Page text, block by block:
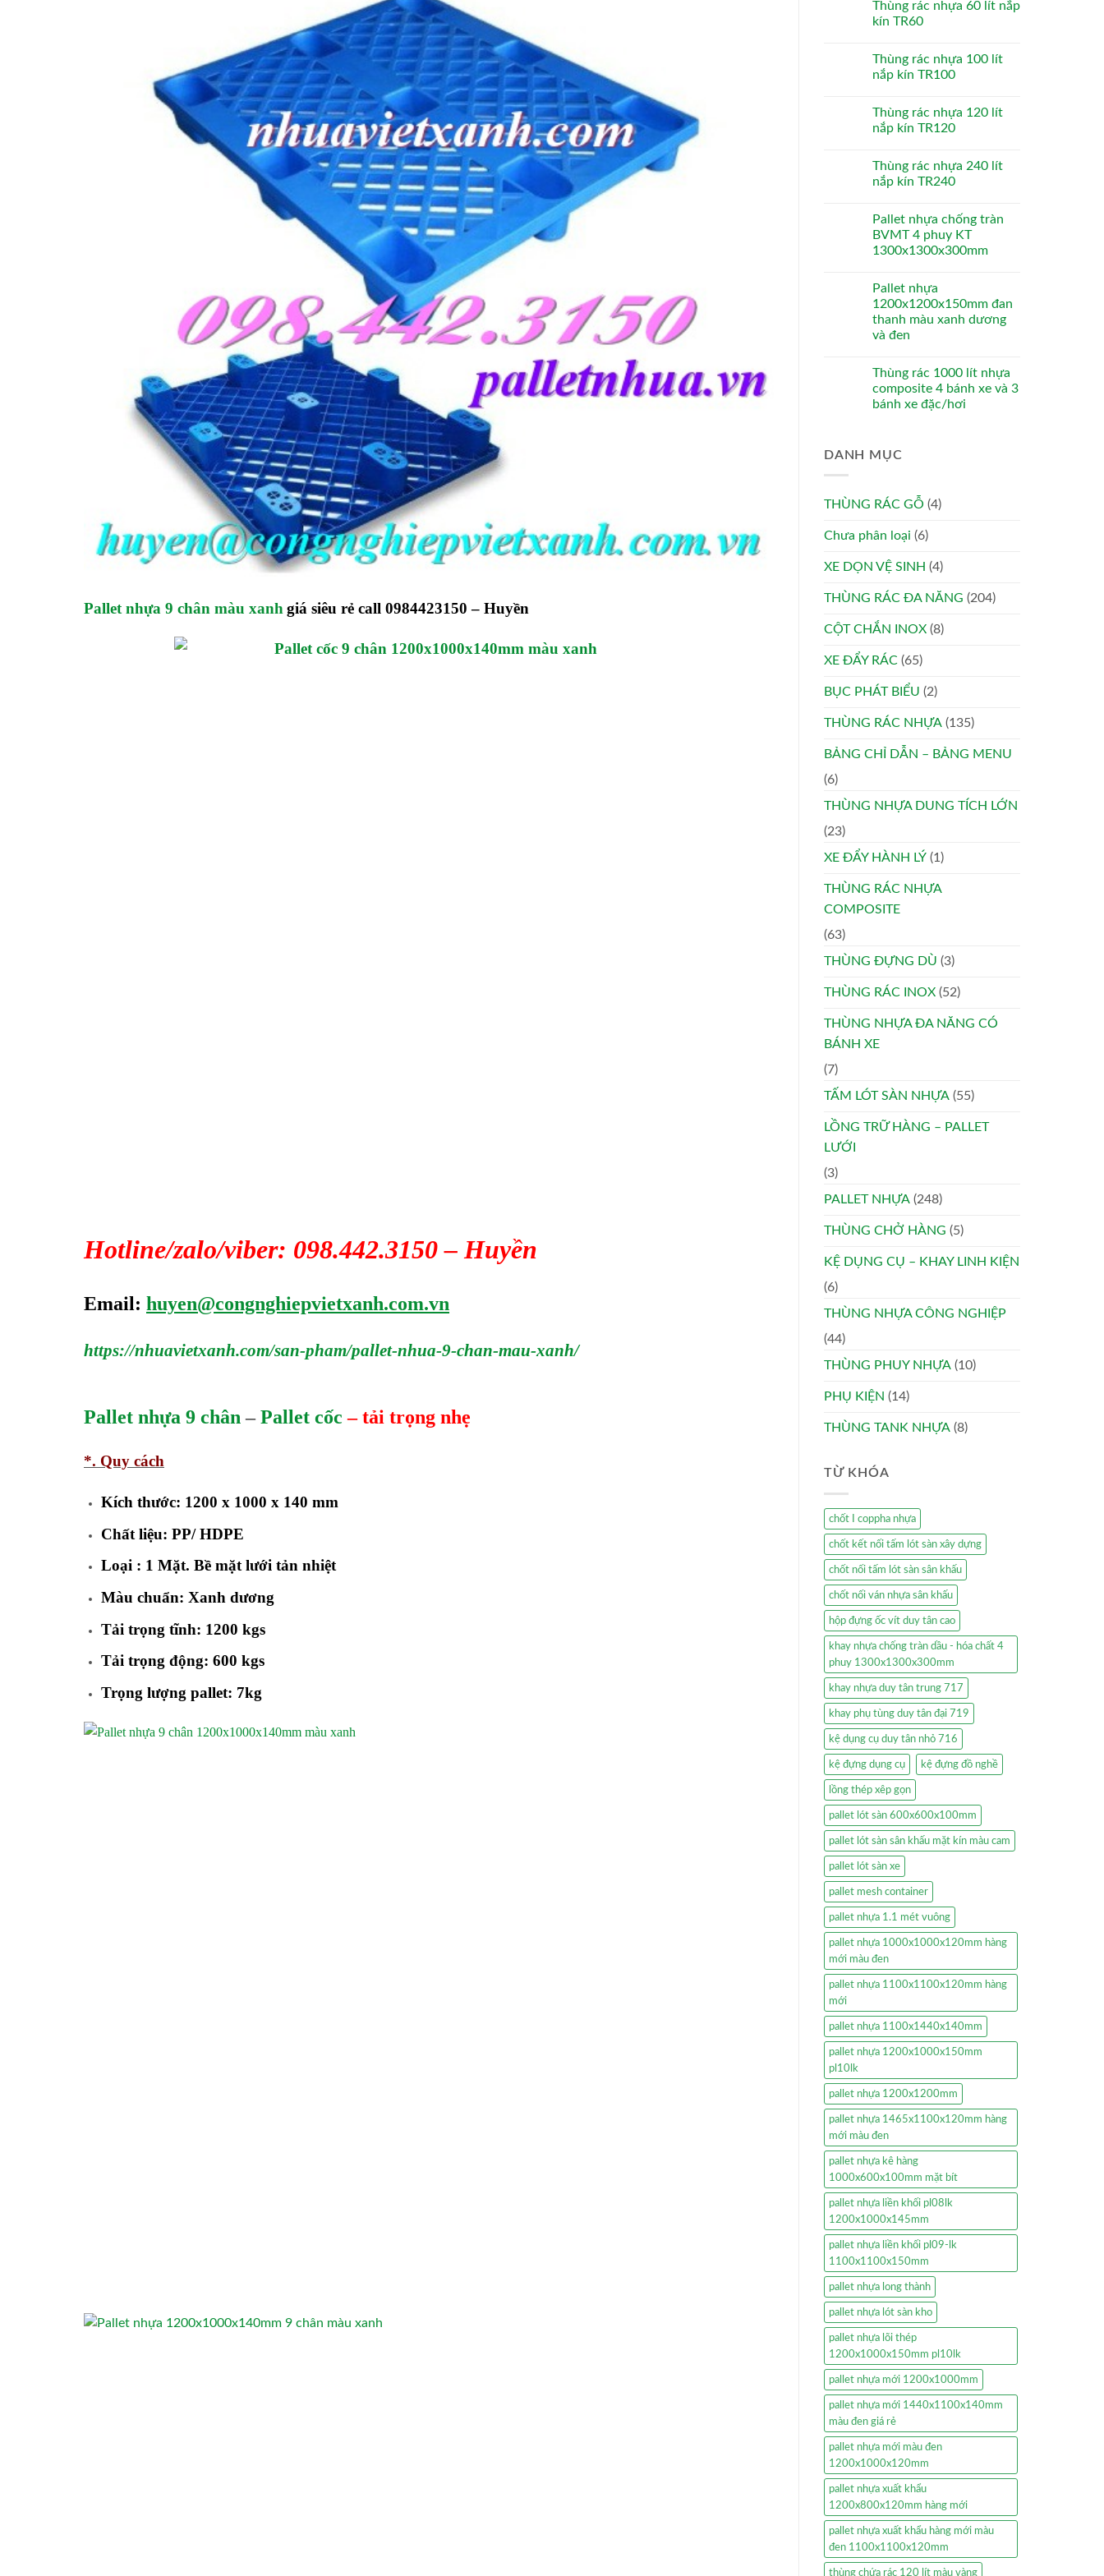
Pallet nhựa 9 chân màu xanh giá siêu rẻ call 0984423150 – Huyền
Hotline/zalo/viber: 098.442.3150 – Huyền
Email: huyen@congnghiepvietxanh.com.vn
https://nhuavietxanh.com/san-pham/pallet-nhua-9-chan-mau-xanh/
Pallet nhựa 9 chân –Pallet cốc – tải trọng nhẹ
*. Quy cách
Kích thước: 1200 x 1000 x 140 mm
Chất liệu: PP/ HDPE
Loại : 1 Mặt. Bề mặt lưới tản nhiệt
Màu chuẩn: Xanh dương
Tải trọng tĩnh: 1200 kgs
Tải trọng động: 600 kgs
Trọng lượng pallet: 7kg
Thùng rác nhựa 60 lít nắp
kín TR60
Thùng rác nhựa 100 lít
nắp kín TR100
Thùng rác nhựa 120 lít
nắp kín TR120
Thùng rác nhựa 240 lít
nắp kín TR240
Pallet nhựa chống tràn
BVMT 4 phuy KT
1300x1300x300mm
Pallet nhựa
1200x1200x150mm đan
thanh màu xanh dương
và đen
Thùng rác 1000 lít nhựa
composite 4 bánh xe và 3
bánh xe đặc/hơi
DANH MỤC
THÙNG RÁC GỖ (4)
Chưa phân loại (6)
XE DỌN VỆ SINH (4)
THÙNG RÁC ĐA NĂNG (204)
CỘT CHẮN INOX (8)
XE ĐẨY RÁC (65)
BỤC PHÁT BIỂU (2)
THÙNG RÁC NHỰA (135)
BẢNG CHỈ DẪN – BẢNG MENU
(6)
THÙNG NHỰA DUNG TÍCH LỚN
(23)
XE ĐẨY HÀNH LÝ (1)
THÙNG RÁC NHỰA
COMPOSITE
(63)
THÙNG ĐỰNG DÙ (3)
THÙNG RÁC INOX (52)
THÙNG NHỰA ĐA NĂNG CÓ
BÁNH XE
(7)
TẤM LÓT SÀN NHỰA (55)
LỒNG TRỮ HÀNG – PALLET
LƯỚI
(3)
PALLET NHỰA (248)
THÙNG CHỞ HÀNG (5)
KỆ DỤNG CỤ – KHAY LINH KIỆN
(6)
THÙNG NHỰA CÔNG NGHIỆP
(44)
THÙNG PHUY NHỰA (10)
PHỤ KIỆN (14)
THÙNG TANK NHỰA (8)
TỪ KHÓA
chốt I coppha nhựa
chốt kết nối tấm lót sàn xây dựng
chốt nối tấm lót sàn sân khấu
chốt nối ván nhựa sân khấu
hộp đựng ốc vít duy tân cao
khay nhựa chống tràn dầu - hóa chất 4
phuy 1300x1300x300mm
khay nhựa duy tân trung 717
khay phụ tùng duy tân đại 719
kệ dụng cụ duy tân nhỏ 716
kệ đựng dụng cụ kệ đựng đồ nghề
lồng thép xêp gọn
pallet lót sàn 600x600x100mm
pallet lót sàn sân khấu mặt kín màu cam
pallet lót sàn xe
pallet mesh container
pallet nhựa 1.1 mét vuông
pallet nhựa 1000x1000x120mm hàng
mới màu đen
pallet nhựa 1100x1100x120mm hàng
mới
pallet nhựa 1100x1440x140mm
pallet nhựa 1200x1000x150mm
pl10lk
pallet nhựa 1200x1200mm
pallet nhựa 1465x1100x120mm hàng
mới màu đen
pallet nhựa kê hàng
1000x600x100mm mặt bít
pallet nhựa liền khối pl08lk
1200x1000x145mm
pallet nhựa liền khối pl09-lk
1100x1100x150mm
pallet nhựa long thành
pallet nhựa lót sàn kho
pallet nhựa lõi thép
1200x1000x150mm pl10lk
pallet nhựa mới 1200x1000mm
pallet nhựa mới 1440x1100x140mm
màu đen giá rẻ
pallet nhựa mới màu đen
1200x1000x120mm
pallet nhựa xuất khẩu
1200x800x120mm hàng mới
pallet nhựa xuất khẩu hàng mới màu
đen 1100x1100x120mm
thùng chứa rác 120 lít màu vàng